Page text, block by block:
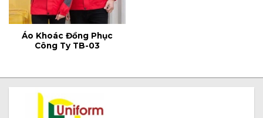
Áo Khoác Đồng Phục
Công Ty TB-03